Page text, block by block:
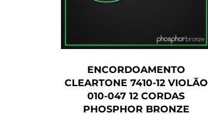
ENCORDOAMENTO
CLEARTONE 7410-12 VIOLÃO
010-047 12 CORDAS
PHOSPHOR BRONZE